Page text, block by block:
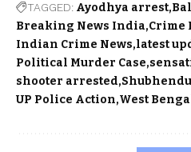
TAGGED: Ayodhya arrest
Breaking News India Crime
Indian Crime News latest
Political Murder Case
shooter arrested
UP Police Action West